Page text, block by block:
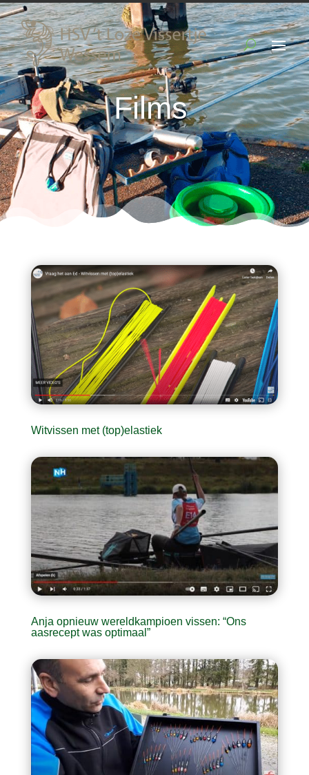
Films
Witvissen met (top)elastiek
Anja opnieuw wereldkampioen vissen: “Ons
aasrecept was optimaal”